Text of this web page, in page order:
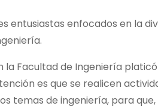
entusiastas enfocados en la
Facultad de Ingeniería
es que se realicen
temas de ingeniería, para que,